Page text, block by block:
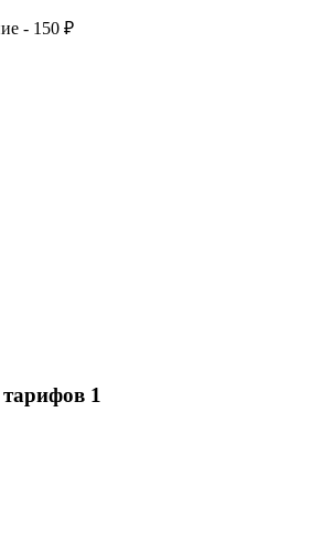
- 150 ₽
1